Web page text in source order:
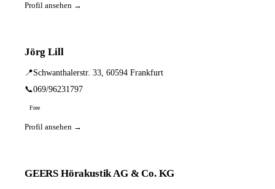
Profil ansehen →
Jörg Lill
📍Schwanthalerstr. 33, 60594 Frankfurt
📞069/96231797
Free
Profil ansehen →
GEERS Hörakustik AG & Co. KG